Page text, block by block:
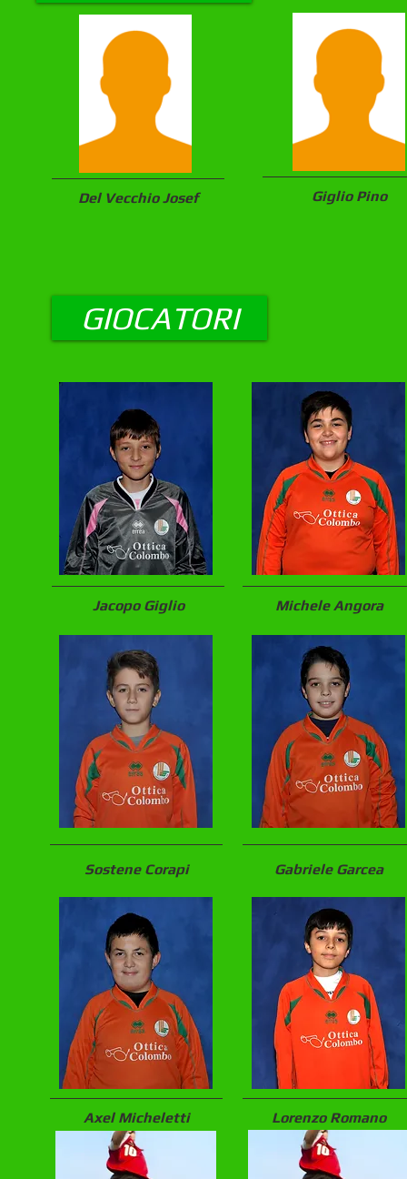
Del Vecchio Josef Giglio Pino
GIOCATORI
Jacopo Giglio
Sostene Corapi
Axel Micheletti
Michele Angora
Gabriele Garcea
Lorenzo Romano